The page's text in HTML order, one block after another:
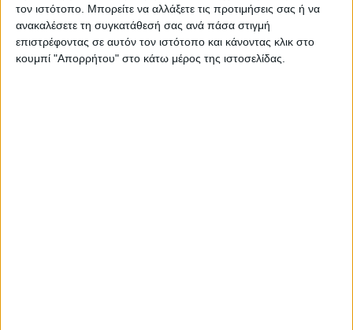
τον ιστότοπο. Μπορείτε να αλλάξετε τις προτιμήσεις σας ή να
ανακαλέσετε τη συγκατάθεσή σας ανά πάσα στιγμή
επιστρέφοντας σε αυτόν τον ιστότοπο και κάνοντας κλικ στο
κουμπί "Απορρήτου" στο κάτω μέρος της ιστοσελίδας.